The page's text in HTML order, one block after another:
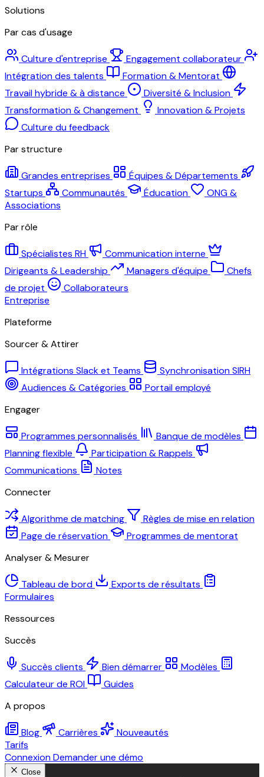
Solutions
Par cas d'usage
Culture d'entreprise
Engagement collaborateur
Intégration des talents
Formation & Mentorat
Travail hybride & à distance
Diversité & Inclusion
Transformation & Changement
Innovation & Projets
Culture du feedback
Par structure
Grandes entreprises
Équipes & Départements
Startups
Communautés Éducation
ONG &
Associations
Par rôle
Spécialistes RH
Communication interne
Dirigeants & Leadership
Managers d'équipe
Chefs
de projet
Collaborateurs
Entreprise
Plateforme
Sourcer & Attirer
Intégrations Slack et Teams
Synchronisation SIRH
Audiences & Catégories
Portail employé
Engager
Programmes personnalisés
Banque de modèles
Planning flexible
Participation & Rappels
Communications
Notes
Connecter
Algorithme de matching
Règles de mise en relation
Page de réservation
Programmes de mentorat
Analyser & Mesurer
Tableau de bord
Exports de résultats
Formulaires
Ressources
Succès
Succès clients Bien démarrer
Modèles
Calculateur de ROI
Guides
A propos
Blog Carrières
Nouveautés
Tarifs
ConnexionDemander une démo
Close